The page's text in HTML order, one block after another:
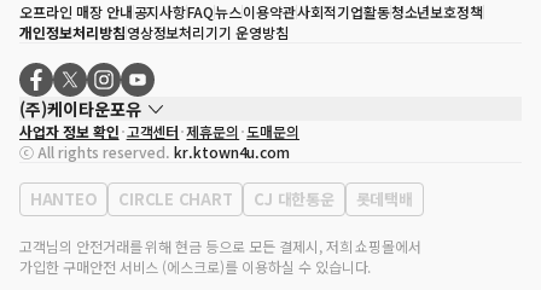
오프라인 매장 안내공지사항FAQ뉴스이용약관사회적기업활동청소년보호정책
개인정보처리방침영상정보처리기기 운영방침
(주)케이타운포유
대표자
송효민
사업자등록번호
120-87-71116
통신판매업 신고번호 제2011-서울강남-02223
대표전화
02-552-9855
사업자 정보 확인 고객센터 제휴문의 도매문의
ⓒ All rights reserved. kr.ktown4u.com
HANTEO CIRCLE CHART CJ 대한통운 롯데택배
고객님의 안전거래를 위해 현금 등으로 모든 결제시, 저희 쇼핑몰에서
가입한 구매안전 서비스 (에스크로)를 이용하실 수 있습니다.